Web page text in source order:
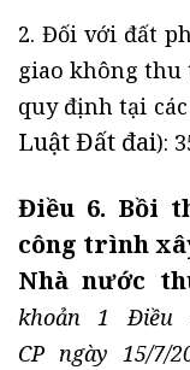
2. Đối với đất
giao không thu
quy định tại các
Luật Đất đai):
Điều 6. Bồi
công trình
Nhà nước
khoản 1 Điều
CP ngày 15/7/